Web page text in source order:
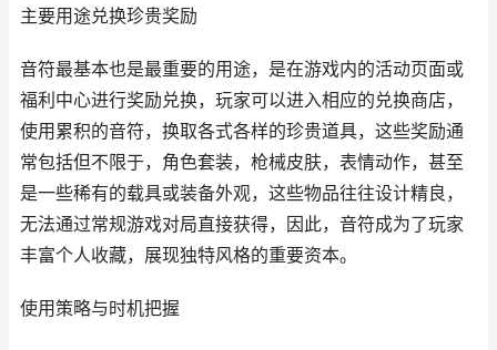
主要用途兑换珍贵奖励
音符最基本也是最重要的用途，是在游戏内的活动页面或
福利中心进行奖励兑换，玩家可以进入相应的兑换商店，
使用累积的音符，换取各式各样的珍贵道具，这些奖励通
常包括但不限于，角色套装，枪械皮肤，表情动作，甚至
是一些稀有的载具或装备外观，这些物品往往设计精良，
无法通过常规游戏对局直接获得，因此，音符成为了玩家
丰富个人收藏，展现独特风格的重要资本。
使用策略与时机把握